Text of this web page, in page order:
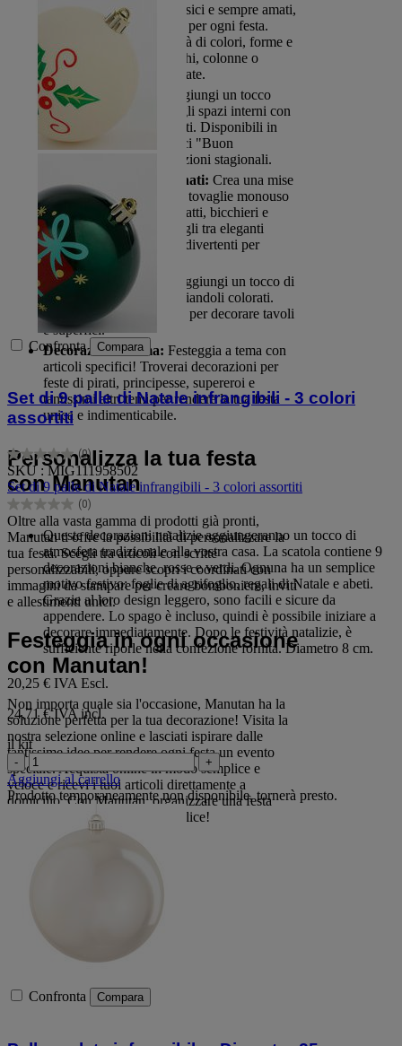
Palloncini colorati:
Classici e sempre amati,
i palloncini sono un must per ogni festa.
Scegli tra un'ampia varietà di colori, forme e
dimensioni per creare archi, colonne o
composizioni personalizzate.
Ghirlande e festoni:
Aggiungi un tocco
decorativo alle pareti e agli spazi interni con
ghirlande e festoni colorati. Disponibili in
tantissimi temi, dai classici "Buon
compleanno" alle decorazioni stagionali.
Tovaglie e piatti coordinati: Crea una mise
en place impeccabile con tovaglie monouso
o in tessuto, abbinate a piatti, bicchieri e
tovaglioli coordinati. Scegli tra eleganti
colori metallizzati o temi divertenti per
bambini.
Confetti e coriandoli:
Aggiungi un tocco di
allegria con confetti e coriandoli colorati.
Perfetti per lanci festosi o per decorare tavoli
e superfici.
Decorazioni a tema: Festeggia a tema con
articoli specifici! Troverai decorazioni per
feste di pirati, principesse, supereroi e
tantissimi altri temi per rendere la tua festa
unica e indimenticabile.
Personalizza la tua festa
con Manutan
Oltre alla vasta gamma di prodotti già pronti,
Manutan ti offre la possibilità di personalizzare la
tua festa. Scegli tra articoli con scritte
personalizzabili, oppure scopri i coordinati con
immagini da stampare per creare bomboniere, inviti
e allestimenti unici.
Festeggia in ogni occasione
con Manutan!
Non importa quale sia l'occasione, Manutan ha la
soluzione perfetta per la tua decorazione! Visita la
nostra selezione online e lasciati ispirare dalle
tantissime idee per rendere ogni festa un evento
speciale. Acquista online in modo semplice e
veloce e ricevi i tuoi articoli direttamente a
domicilio. Con Manutan, organizzare una festa
indimenticabile è davvero semplice!
Confronta Compara
Set di 9 palle di Natale infrangibili - 3 colori
assortiti
(0)
0.0
su
5
stelle.
SKU : MIG111958502
Set di 9 palle di Natale infrangibili - 3 colori assortiti
(0)
0.0
su
5
stelle.
Queste decorazioni natalizie aggiungeranno un tocco di
atmosfera tradizionale alla vostra casa. La scatola contiene 9
decorazioni bianche, rosse e verdi. Ognuna ha un semplice
motivo festivo: foglie di agrifoglio, regali di Natale e abeti.
Grazie al loro design leggero, sono facili e sicure da
appendere. Lo spago è incluso, quindi è possibile iniziare a
decorare immediatamente. Dopo le festività natalizie, è
sufficiente riporle nella confezione fornita. Diametro 8 cm.
20,25 € IVA Escl.
24,71 € IVA incl.
il kit
- +
Aggiungi al carrello
Prodotto temporaneamente non disponibile, tornerà presto.
Confronta Compara